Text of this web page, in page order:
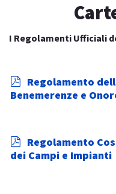
I Regolamenti Ufficiali
p
d
Regolamento
Benemerenze e
p
d
Regolamento
dei Campi e Impianti